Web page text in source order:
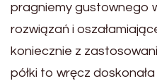
pragniemy gustownego
rozwiązań i
koniecznie z
półki to wręcz